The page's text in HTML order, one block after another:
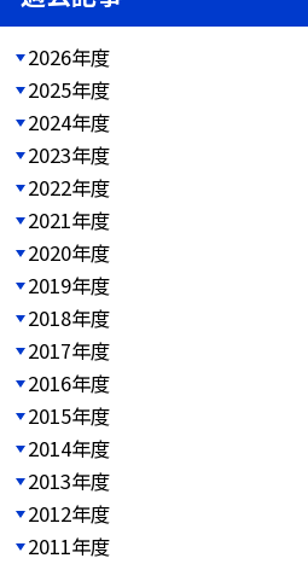
2026年度
2025年度
2024年度
2023年度
2022年度
2021年度
2020年度
2019年度
2018年度
2017年度
2016年度
2015年度
2014年度
2013年度
2012年度
2011年度